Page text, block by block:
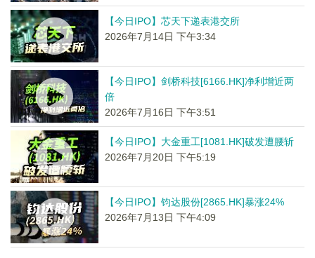
【今日IPO】芯天下递表港交所
2026年7月14日 下午3:34
【今日IPO】剑桥科技[6166.HK]净利增近两
倍
2026年7月16日 下午3:51
【今日IPO】大金重工[1081.HK]破发遭腰斩
2026年7月20日 下午5:19
【今日IPO】钧达股份[2865.HK]暴涨24%
2026年7月13日 下午4:09